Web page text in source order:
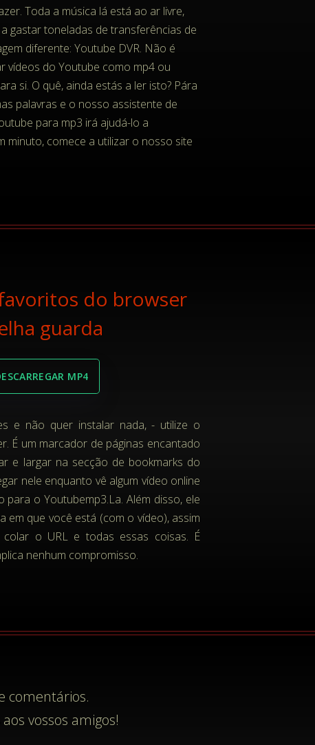
Toda a música lá está ao ar livre,
gastar toneladas de transferências de
diferente: Youtube DVR. Não é
vídeos do Youtube como mp4 ou
si. O quê, ainda estás a ler isto? Pára
palavras e o nosso assistente de
para mp3 irá ajudá-lo a
minuto, comece a utilizar o nosso site
do browser
guarda
MP4
e não quer instalar nada, - utilize o
É um marcador de páginas encantado
e largar na secção de bookmarks do
nele enquanto vê algum vídeo online
para o Youtubemp3.La. Além disso, ele
em que você está (com o vídeo), assim
o URL e todas essas coisas. É
nenhum compromisso.
comentários.
vossos amigos!